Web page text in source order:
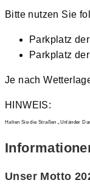
Bitte nutzen Sie
Parkplatz
Parkplatz
Je nach
HINWEIS:
Halten Sie die Straßen „Unländer
Unser Motto